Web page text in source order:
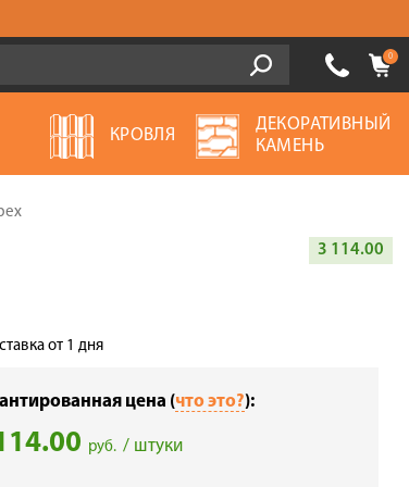
0
КРОВЛЯ
ДЕКОРАТИВНЫЙ
КАМЕНЬ
3 114.00
от 1 дня
цена (что это?):
руб. / штуки